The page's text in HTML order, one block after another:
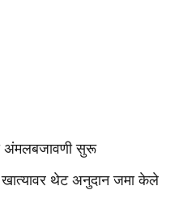
अंमलबजावणी सुरू
खात्यावर थेट अनुदान जमा केले